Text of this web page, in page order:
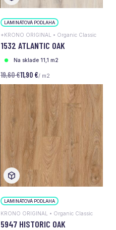
LAMINÁTOVÁ PODLAHA
*KRONO ORIGINAL • Organic Classic
1532 ATLANTIC OAK
Na sklade 11,1 m2
19,60 €11,90 €/ m2
LAMINÁTOVÁ PODLAHA
KRONO ORIGINAL • Organic Classic
5947 HISTORIC OAK